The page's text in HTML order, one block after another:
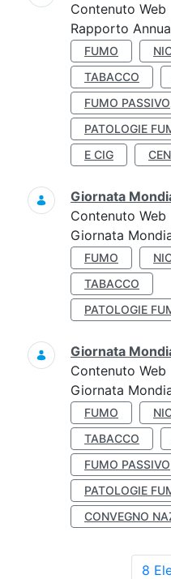
Contenuto Web
Rapporto
FUMO
TABACCO
FUMO PASSIVO
PATOLOGIE
E CIG
Giornata
Contenuto Web
Giornata
FUMO
TABACCO
PATOLOGIE
Giornata
Contenuto Web
Giornata
FUMO
TABACCO
FUMO PASSIVO
PATOLOGIE
CONVEGNO
8